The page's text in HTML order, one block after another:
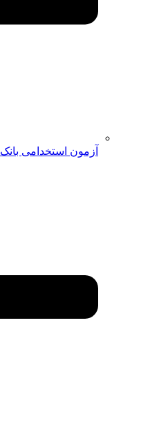
آزمون استخدامی بانک